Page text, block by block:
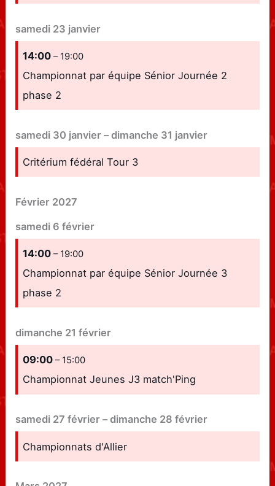
samedi 23 janvier
14:00– 19:00
Championnat par équipe Sénior Journée 2
phase 2
samedi 30 janvier –dimanche 31 janvier
Critérium fédéral Tour 3
Février 2027
samedi 6 février
14:00– 19:00
Championnat par équipe Sénior Journée 3
phase 2
dimanche 21 février
09:00– 15:00
Championnat Jeunes J3 match'Ping
samedi 27 février –dimanche 28 février
Championnats d'Allier